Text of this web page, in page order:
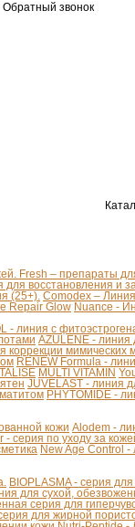
Обратный звонок
Fresh – препараты
для восстановления и
(25+). Comodex –
Repair Glow Nuance -
- линия с
AZULENE - линия
коррекции мимических
RENEW Formula -
MULTI VITAMIN
JUVELAST - линия
PHYTOMIDE -
кожи Alodem -
- серия по уходу за
New Age Control
BIOPLASMA - серия
для сухой,
серия для
для жирной